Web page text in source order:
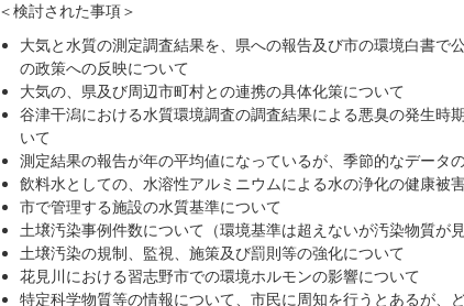
＜検討された事項＞
大気と水質の測定調査結果を、県への報告及び市の環境白書で
の政策への反映について
大気の、県及び周辺市町村との連携の具体化策について
谷津干潟における水質環境調査の調査結果による悪臭の発生時
いて
測定結果の報告が年の平均値になっているが、季節的なデータ
飲料水としての、水溶性アルミニウムによる水の浄化の健康被
市で管理する施設の水質基準について
土壌汚染事例件数について（環境基準は超えないが汚染物質が
土壌汚染の規制、監視、施策及び罰則等の強化について
花見川における習志野市での環境ホルモンの影響について
特定科学物質等の情報について、市民に周知を行うとあるが、